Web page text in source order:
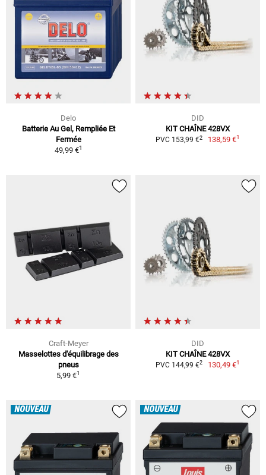
Delo
Batterie Au Gel, Rempliée Et
Fermée
49,99 €1
DID
KIT CHAÎNE 428VX
PVC 153,99 €2 138,59 €1
Craft-Meyer
Masselottes d'équilibrage des
pneus
5,99 €1
DID
KIT CHAÎNE 428VX
PVC 144,99 €2 130,49 €1
NOUVEAU NOUVEAU